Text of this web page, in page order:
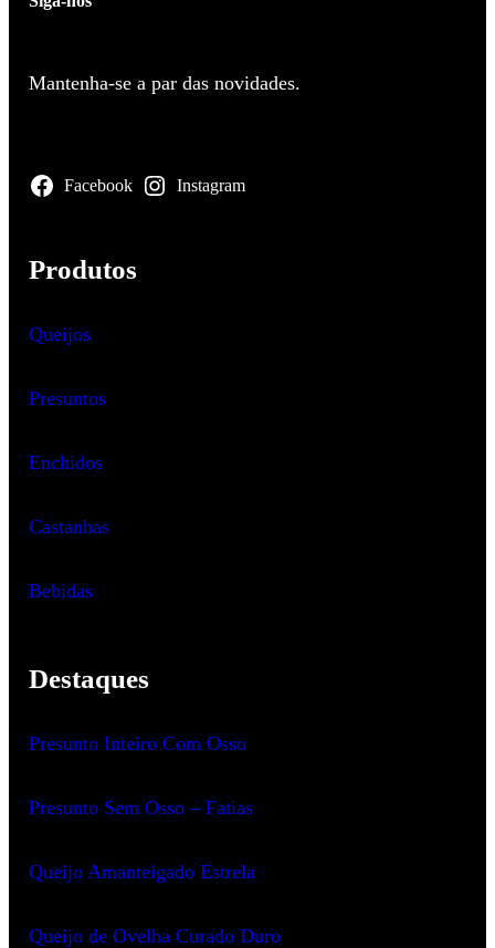
Mantenha-se a par das novidades.
Facebook Instagram
Produtos
Queijos
Presuntos
Enchidos
Castanhas
Bebidas
Destaques
Presunto Inteiro Com Osso
Presunto Sem Osso – Fatias
Queijo Amanteigado Estrela
Queijo de Ovelha Curado Duro